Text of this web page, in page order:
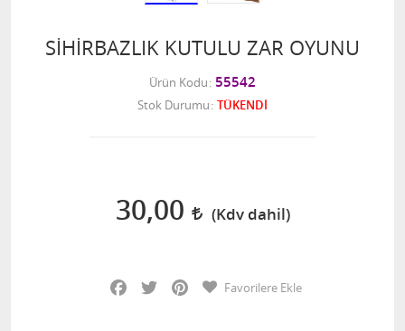
SİHİRBAZLIK KUTULU ZAR OYUNU
Ürün Kodu 55542
Stok Durumu TÜKENDİ
30,00
Facebook
Twitter PinterestFavorilere Ekle